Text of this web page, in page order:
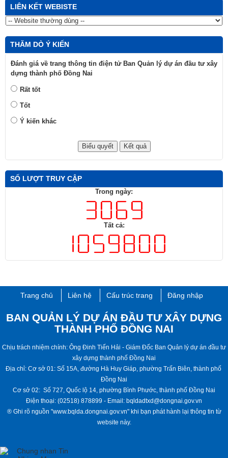
LIÊN KẾT WEBISTE
THĂM DÒ Ý KIẾN
Đánh giá về trang thông tin điện tử Ban Quản lý dự án đầu tư xây
dựng thành phố Đồng Nai
Rất tốt
Tốt
Ý kiến khác
SỐ LƯỢT TRUY CẬP
Trong ngày:
Tất cả:
Trang chủ Liên hệ Cấu trúc trang Đăng nhập
BAN QUẢN LÝ DỰ ÁN ĐẦU TƯ XÂY DỰNG
THÀNH PHỐ ĐỒNG NAI
​​Chịu trách nhiệm chính: Ông Đinh Tiến Hải - ​Giám Đốc Ban Quản lý dự án đầu tư
xây dựng thành phố Đồng Nai
Địa chỉ: Cơ sở 01: Số 15A, đường Hà Huy Giáp, phường Trấn Biên, thành phố ​​​
Đồng Nai
Cơ sở 02: Số 727, Quốc lộ 14, phường Bình Phước, thành phố ​Đồng Nai
Điện thoại: (02518) 878899 - Email: bqldadtxd@dongnai.gov.vn
® ​Ghi rõ nguồn "www.bqlda.dongnai.gov.vn" khi bạn phát hành lại thông tin từ
website này​​​.​